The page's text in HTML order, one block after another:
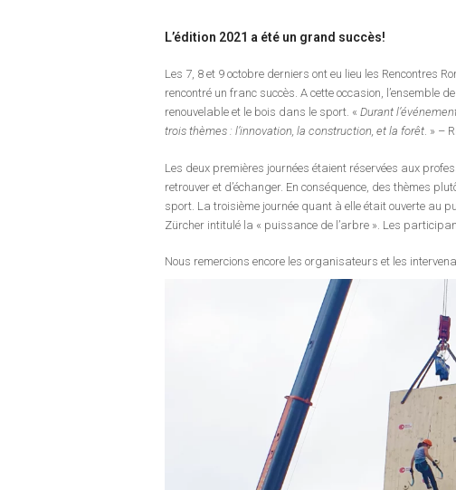
L’édition 2021 a été un grand succès!
Les 7, 8 et 9 octobre derniers ont eu lieu les Rencontres
rencontré un franc succès. A cette occasion, l’ensemble
renouvelable et le bois dans le sport. « Durant
trois thèmes : l’innovation, la construction, et la forêt. » –
Les deux premières journées étaient réservées aux
retrouver et d’échanger. En conséquence, des thèmes
sport. La troisième journée quant à elle était ouverte au
Zürcher intitulé la « puissance de l’arbre ». Les
Nous remercions encore les organisateurs et les